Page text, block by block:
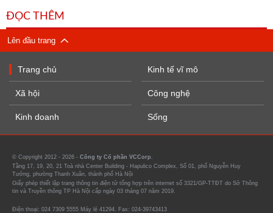
ĐỌC THÊM
Lên đầu trang
Trang chủ
Xã hội
Kinh doanh
Kinh tế vĩ mô
Công nghệ
Sống
© Copyright 2012 - 2026 - Công ty Cổ phần VCCorp.
Tầng 17, 19, 20, 21 Toà nhà Center Building - Hapulico Complex, Số 01, phố Nguyễn Huy
Tưởng, phường Thanh Xuân, thành phố Hà Nội
Giấy phép thiết lập trang thông tin điện tử tổng hợp trên internet số 3321/GP-TTĐT do Sở Thông
tin và Truyền thông TP Hà Nội cấp ngày 03 tháng 07 năm 2019.
Điện thoại: 024 7309 5555 Máy lẻ 41294. Fax: 024-39743413